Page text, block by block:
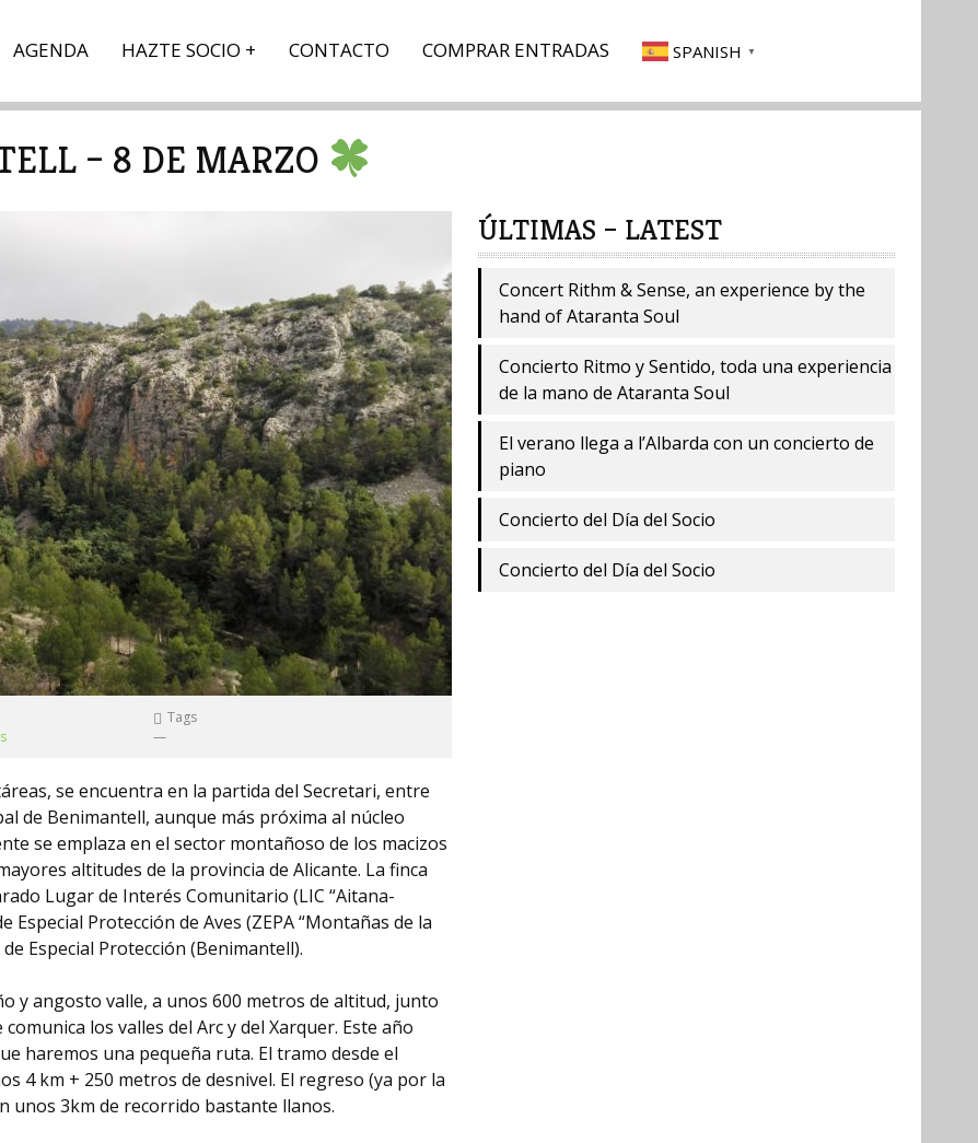
AGENDA HAZTE SOCIO CONTACTO COMPRAR ENTRADAS SPANISH ▼
– 8 DE MARZO
Tags
—
se encuentra en la partida del Secretari, entre
de Benimantell, aunque más próxima al núcleo
se emplaza en el sector montañoso de los macizos
altitudes de la provincia de Alicante. La finca
Lugar de Interés Comunitario (LIC “Aitana-
Especial Protección de Aves (ZEPA “Montañas de la
Especial Protección (Benimantell).
y angosto valle, a unos 600 metros de altitud, junto
los valles del Arc y del Xarquer. Este año
haremos una pequeña ruta. El tramo desde el
4 km + 250 metros de desnivel. El regreso (ya por la
unos 3km de recorrido bastante llanos.
ÚLTIMAS – LATEST
Concert Rithm & Sense, an experience by the
hand of Ataranta Soul
Concierto Ritmo y Sentido, toda una experiencia
de la mano de Ataranta Soul
El verano llega a l’Albarda con un concierto de
piano
Concierto del Día del Socio
Concierto del Día del Socio